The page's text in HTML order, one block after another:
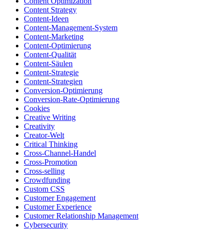
Content Strategy
Content-Ideen
Content-Management-System
Content-Marketing
Content-Optimierung
Content-Qualität
Content-Säulen
Content-Strategie
Content-Strategien
Conversion-Optimierung
Conversion-Rate-Optimierung
Cookies
Creative Writing
Creativity
Creator-Welt
Critical Thinking
Cross-Channel-Handel
Cross-Promotion
Cross-selling
Crowdfunding
Custom CSS
Customer Engagement
Customer Experience
Customer Relationship Management
Cybersecurity